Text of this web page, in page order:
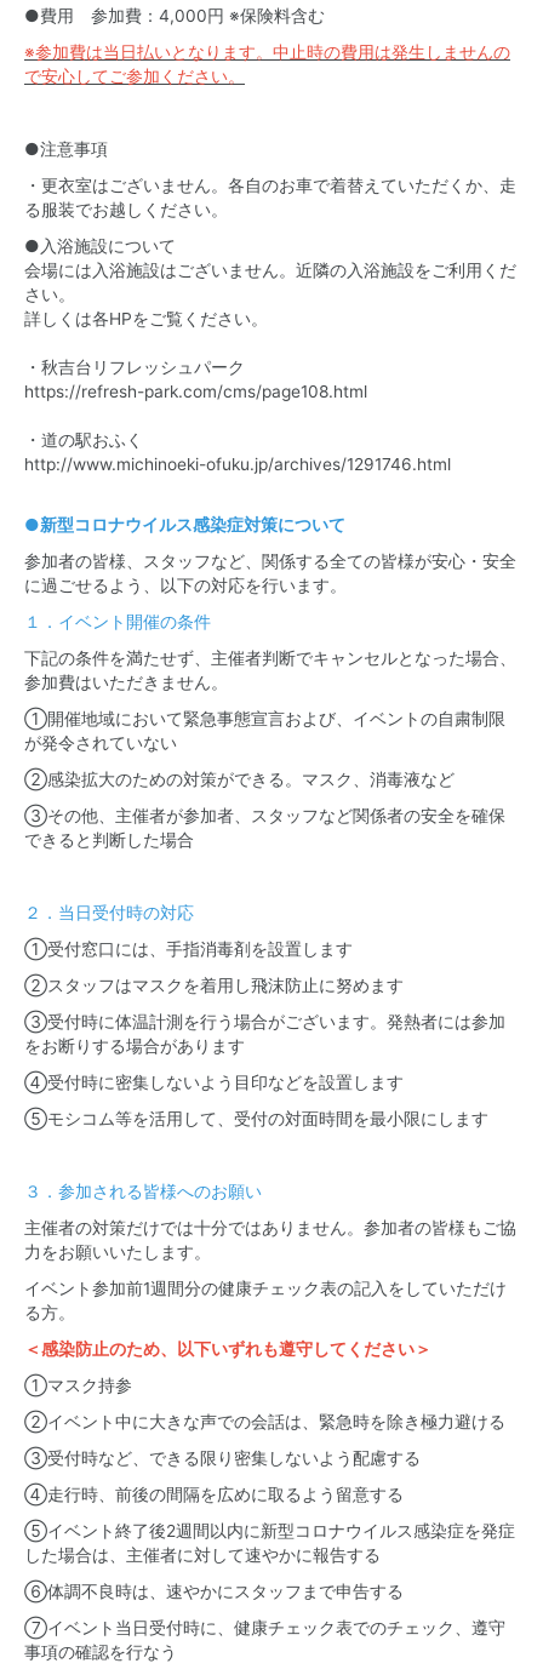
●費用 参加費：4,000円 ※保険料含む
※参加費は当日払いとなります。中止時の費用は発生しませんの
で安心してご参加ください。
●注意事項
・更衣室はございません。各自のお車で着替えていただくか、走
る服装でお越しください。
●入浴施設について
会場には入浴施設はございません。近隣の入浴施設をご利用くだ
さい。
詳しくは各HPをご覧ください。
・秋吉台リフレッシュパーク
https://refresh-park.com/cms/page108.html
・道の駅おふく
http://www.michinoeki-ofuku.jp/archives/1291746.html
●新型コロナウイルス感染症対策について
参加者の皆様、スタッフなど、関係する全ての皆様が安心・安全
に過ごせるよう、以下の対応を行います。
１．イベント開催の条件
下記の条件を満たせず、主催者判断でキャンセルとなった場合、
参加費はいただきません。
①開催地域において緊急事態宣言および、イベントの自粛制限
が発令されていない
②感染拡大のための対策ができる。マスク、消毒液など
③その他、主催者が参加者、スタッフなど関係者の安全を確保
できると判断した場合
２．当日受付時の対応
①受付窓口には、手指消毒剤を設置します
②スタッフはマスクを着用し飛沫防止に努めます
③受付時に体温計測を行う場合がございます。発熱者には参加
をお断りする場合があります
④受付時に密集しないよう目印などを設置します
⑤モシコム等を活用して、受付の対面時間を最小限にします
３．参加される皆様へのお願い
主催者の対策だけでは十分ではありません。参加者の皆様もご協
力をお願いいたします。
イベント参加前1週間分の健康チェック表の記入をしていただけ
る方。
＜感染防止のため、以下いずれも遵守してください＞
①マスク持参
②イベント中に大きな声での会話は、緊急時を除き極力避ける
③受付時など、できる限り密集しないよう配慮する
④走行時、前後の間隔を広めに取るよう留意する
⑤イベント終了後2週間以内に新型コロナウイルス感染症を発症
した場合は、主催者に対して速やかに報告する
⑥体調不良時は、速やかにスタッフまで申告する
⑦イベント当日受付時に、健康チェック表でのチェック、遵守
事項の確認を行なう